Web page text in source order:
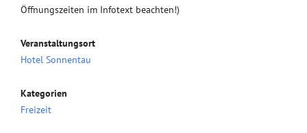
Öffnungszeiten im Infotext beachten!)
Veranstaltungsort
Hotel Sonnentau
Kategorien
Freizeit